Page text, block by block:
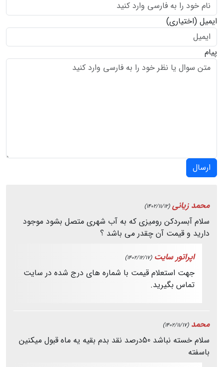
ایمیل (اختیاری)
پیام
ارسال
محمد زیانی(1402/11/12)
سلام آبسردکن رومیزی که به آب شهری متصل بشود موجود
دارید و قیمت آن چقدر می باشد ؟
اپراتور سایت (1402/12/17)
جهت استعلام قیمت با شماره های درج شده در سایت
تماس بگیرید.
محمد(1402/11/17)
سلام خسته نباشد 50درصد نقد بدم بقیه یه ماه قبول میکنین
باسفته